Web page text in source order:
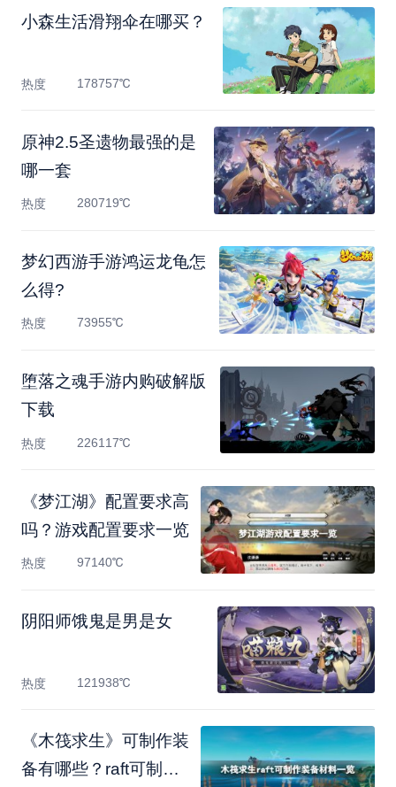
小森生活滑翔伞在哪买？
热度 178757℃
原神2.5圣遗物最强的是
哪一套
热度 280719℃
梦幻西游手游鸿运龙龟怎
么得?
热度 73955℃
堕落之魂手游内购破解版
下载
热度 226117℃
《梦江湖》配置要求高
吗？游戏配置要求一览
热度 97140℃
阴阳师饿鬼是男是女
热度 121938℃
《木筏求生》可制作装
备有哪些？raft可制作